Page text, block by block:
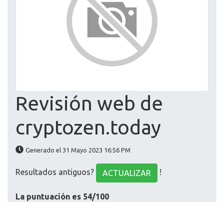
Revisión web de
cryptozen.today
Generado el 31 Mayo 2023 16:56 PM
Resultados antiguos? ACTUALIZAR !
La puntuación es 54/100